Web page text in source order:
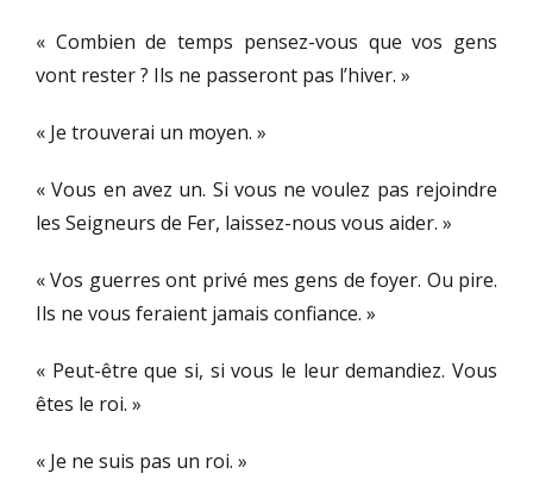
« Combien de temps pensez-vous que vos gens
vont rester ? Ils ne passeront pas l’hiver. »
« Je trouverai un moyen. »
« Vous en avez un. Si vous ne voulez pas rejoindre
les Seigneurs de Fer, laissez-nous vous aider. »
« Vos guerres ont privé mes gens de foyer. Ou pire.
Ils ne vous feraient jamais confiance. »
« Peut-être que si, si vous le leur demandiez. Vous
êtes le roi. »
« Je ne suis pas un roi. »